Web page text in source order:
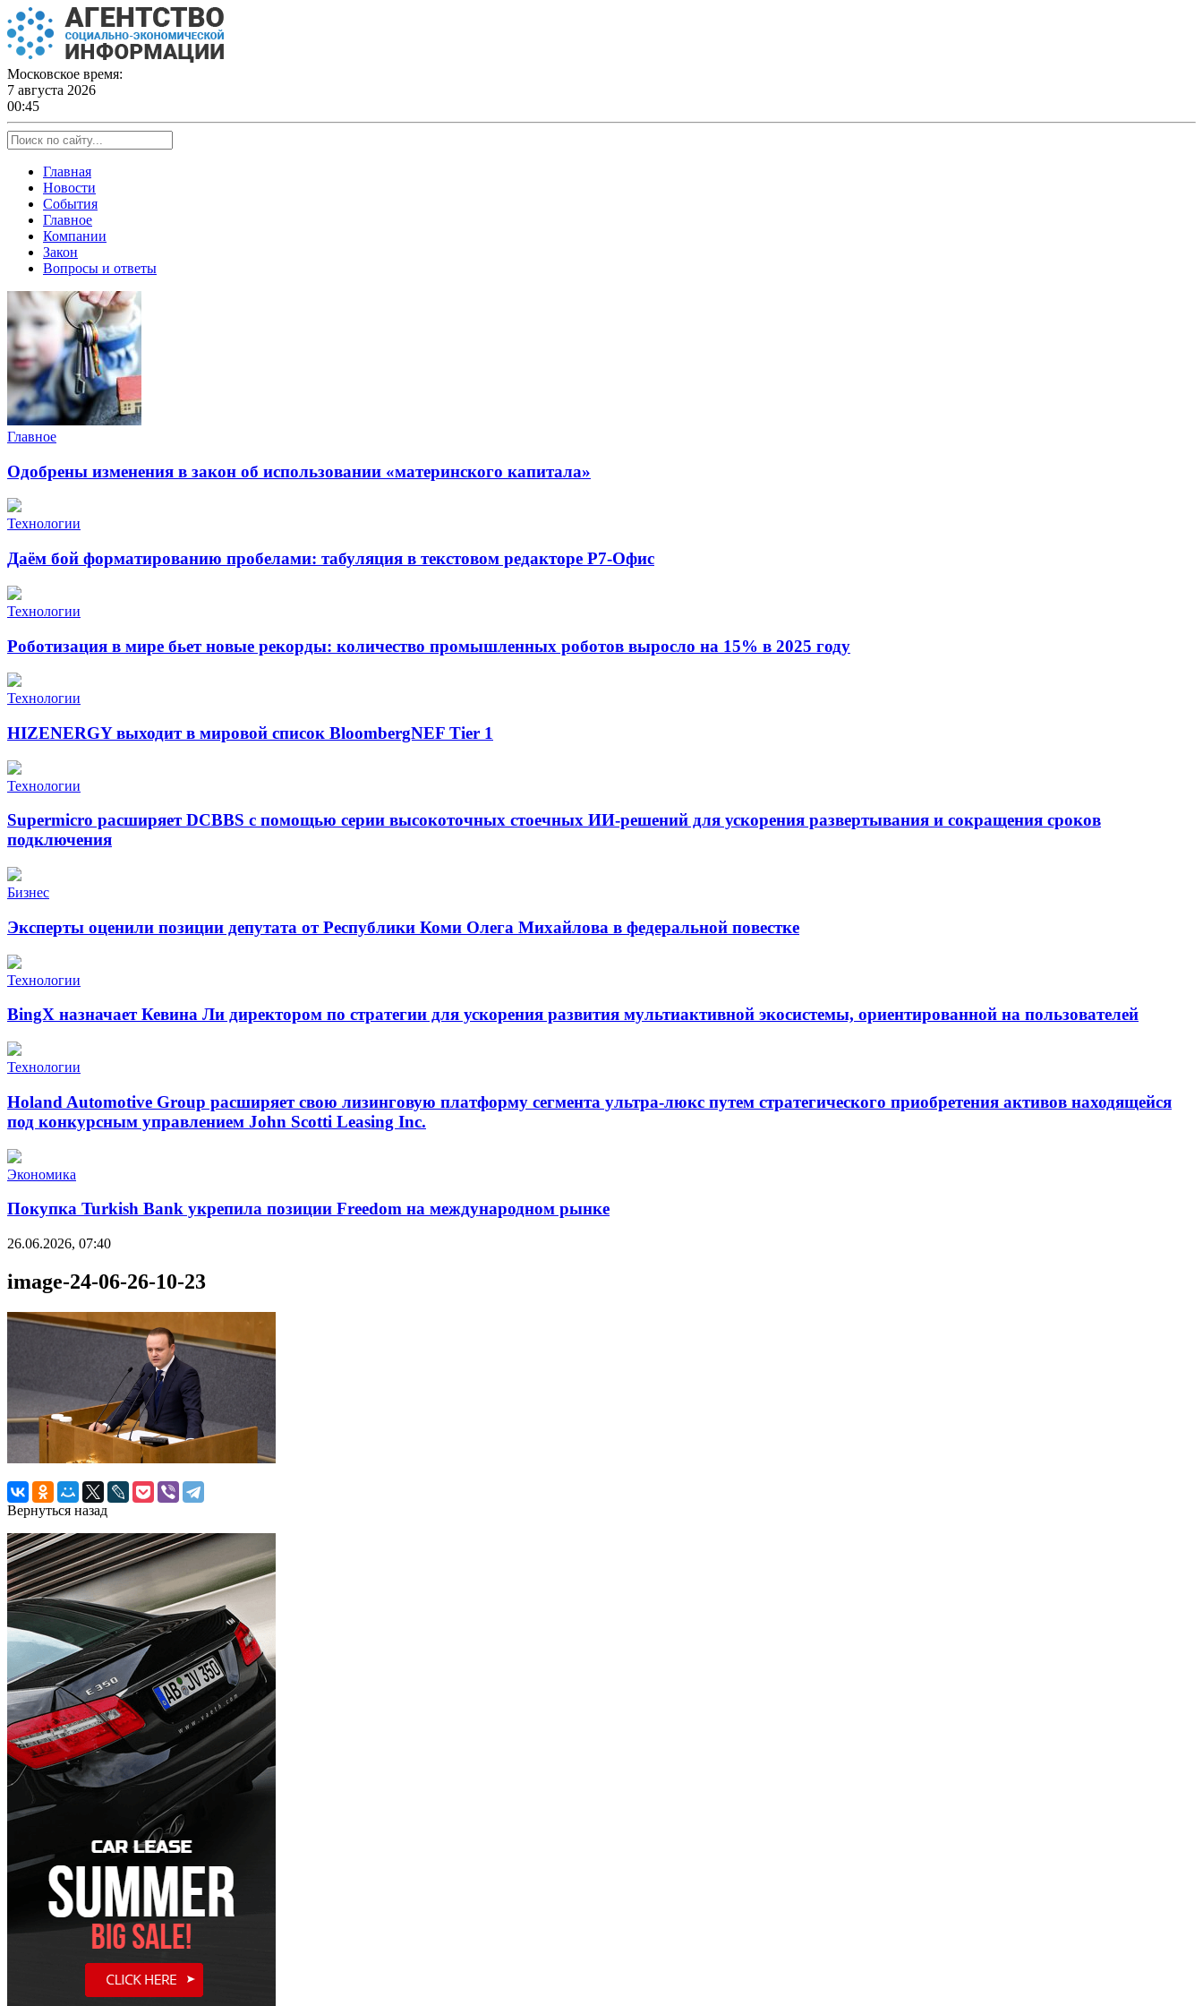
Skip
to
content
Московское время:
7 августа 2026
00:45
Главная
Новости
События
Главное
Компании
Закон
Вопросы и ответы
Главное
Одобрены изменения в закон об использовании «материнского капитала»
Технологии
Даём бой форматированию пробелами: табуляция в текстовом редакторе Р7-Офис
Технологии
Роботизация в мире бьет новые рекорды: количество промышленных роботов выросло на 15% в 2025 году
Технологии
HIZENERGY выходит в мировой список BloombergNEF Tier 1
Технологии
Supermicro расширяет DCBBS с помощью серии высокоточных стоечных ИИ-решений для ускорения развертывания и сокращения сроков
подключения
Бизнес
Эксперты оценили позиции депутата от Республики Коми Олега Михайлова в федеральной повестке
Технологии
BingX назначает Кевина Ли директором по стратегии для ускорения развития мультиактивной экосистемы, ориентированной на пользователей
Технологии
Holand Automotive Group расширяет свою лизинговую платформу сегмента ультра-люкс путем стратегического приобретения активов находящейся
под конкурсным управлением John Scotti Leasing Inc.
Экономика
Покупка Turkish Bank укрепила позиции Freedom на международном рынке
26.06.2026, 07:40
image-24-06-26-10-23
Вернуться назад